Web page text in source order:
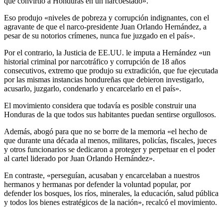
Eso produjo «niveles de pobreza y corrupción indignantes, con el
agravante de que el narco-presidente Juan Orlando Hernández, a
pesar de su notorios crímenes, nunca fue juzgado en el país».
Por el contrario, la Justicia de EE.UU. le imputa a Hernández «un
historial criminal por narcotráfico y corrupción de 18 años
consecutivos, extremo que produjo su extradición, que fue ejecutada
por las mismas instancias hondureñas que debieron investigarlo,
acusarlo, juzgarlo, condenarlo y encarcelarlo en el país».
El movimiento considera que todavía es posible construir una
Honduras de la que todos sus habitantes puedan sentirse orgullosos.
Además, abogó para que no se borre de la memoria «el hecho de
que durante una década al menos, militares, policías, fiscales, jueces
y otros funcionarios se dedicaron a proteger y perpetuar en el poder
al cartel liderado por Juan Orlando Hernández».
En contraste, «perseguían, acusaban y encarcelaban a nuestros
hermanos y hermanas por defender la voluntad popular, por
defender los bosques, los ríos, minerales, la educación, salud pública
y todos los bienes estratégicos de la nación», recalcó el movimiento.